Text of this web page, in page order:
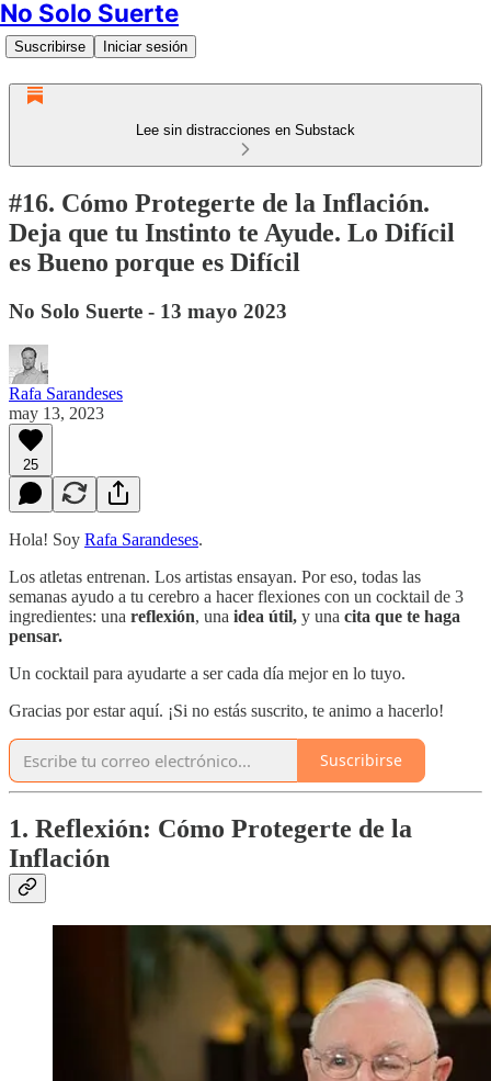
No Solo Suerte
Suscribirse Iniciar sesión
Lee sin distracciones en Substack
#16. Cómo Protegerte de la Inflación.
Deja que tu Instinto te Ayude. Lo Difícil
es Bueno porque es Difícil
No Solo Suerte - 13 mayo 2023
Rafa Sarandeses
may 13, 2023
25
Hola! Soy Rafa Sarandeses.
Los atletas entrenan. Los artistas ensayan. Por eso, todas las
semanas ayudo a tu cerebro a hacer flexiones con un cocktail de 3
ingredientes: una reflexión, una idea útil, y una cita que te haga
pensar.
Un cocktail para ayudarte a ser cada día mejor en lo tuyo.
Gracias por estar aquí. ¡Si no estás suscrito, te animo a hacerlo!
Suscribirse
1. Reflexión: Cómo Protegerte de la
Inflación